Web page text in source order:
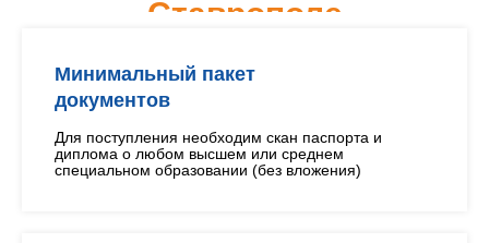
Ставрополе
Минимальный пакет
документов
Для поступления необходим скан паспорта и
диплома о любом высшем или среднем
специальном образовании (без вложения)